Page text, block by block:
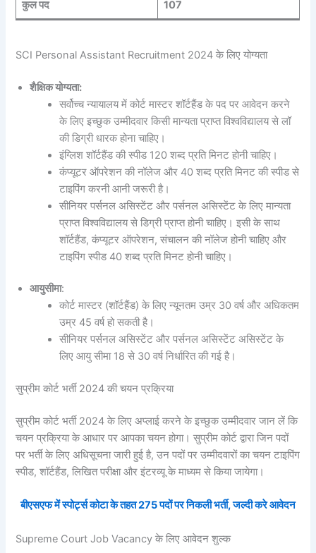
कुल पद 107
SCI Personal Assistant Recruitment 2024 के लिए योग्यता
शैक्षिक योग्यता:
सर्वोच्च न्यायालय में कोर्ट मास्टर शॉर्टहैंड के पद पर आवेदन करने
के लिए इच्छुक उम्मीदवार किसी मान्यता प्राप्त विश्वविद्यालय से लॉ
की डिग्री धारक होना चाहिए।
इंग्लिश शॉर्टहैंड की स्पीड 120 शब्द प्रति मिनट होनी चाहिए।
कंप्यूटर ऑपरेशन की नॉलेज और 40 शब्द प्रति मिनट की स्पीड से
टाइपिंग करनी आनी जरूरी है।
सीनियर पर्सनल असिस्टेंट और पर्सनल असिस्टेंट के लिए मान्यता
प्राप्त विश्वविद्यालय से डिग्री प्राप्त होनी चाहिए। इसी के साथ
शॉर्टहैंड, कंप्यूटर ऑपरेशन, संचालन की नॉलेज होनी चाहिए और
टाइपिंग स्पीड 40 शब्द प्रति मिनट होनी चाहिए।
आयुसीमा:
कोर्ट मास्टर (शॉर्टहैंड) के लिए न्यूनतम उम्र 30 वर्ष और अधिकतम
उम्र 45 वर्ष हो सकती है।
सीनियर पर्सनल असिस्टेंट और पर्सनल असिस्टेंट असिस्टेंट के
लिए आयु सीमा 18 से 30 वर्ष निर्धारित की गई है।
सुप्रीम कोर्ट भर्ती 2024 की चयन प्रक्रिया
सुप्रीम कोर्ट भर्ती 2024 के लिए अप्लाई करने के इच्छुक उम्मीदवार जान लें कि
चयन प्रक्रिया के आधार पर आपका चयन होगा। सुप्रीम कोर्ट द्वारा जिन पदों
पर भर्ती के लिए अधिसूचना जारी हुई है, उन पदों पर उम्मीदवारों का चयन टाइपिंग
स्पीड, शॉर्टहैंड, लिखित परीक्षा और इंटरव्यू के माध्यम से किया जायेगा।
बीएसएफ में स्पोर्ट्स कोटा के तहत 275 पदों पर निकली भर्ती, जल्दी करे आवेदन
Supreme Court Job Vacancy के लिए आवेदन शुल्क